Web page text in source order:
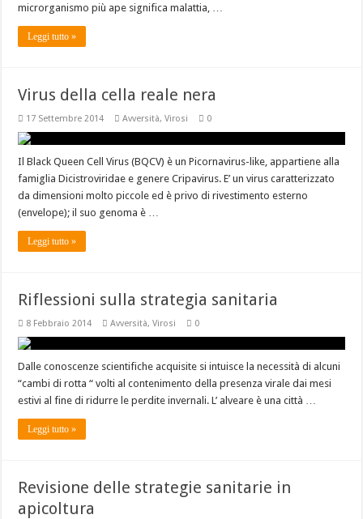
microrganismo più ape significa malattia, …
Leggi tutto »
Virus della cella reale nera
17 Settembre 2014 Avversità,Virosi 0
Il Black Queen Cell Virus (BQCV) è un Picornavirus-like, appartiene alla
famiglia Dicistroviridae e genere Cripavirus. E’ un virus caratterizzato
da dimensioni molto piccole ed è privo di rivestimento esterno
(envelope); il suo genoma è …
Leggi tutto »
Riflessioni sulla strategia sanitaria
8 Febbraio 2014 Avversità,Virosi 0
Dalle conoscenze scientifiche acquisite si intuisce la necessità di alcuni
“cambi di rotta “ volti al contenimento della presenza virale dai mesi
estivi al fine di ridurre le perdite invernali. L’ alveare è una città …
Leggi tutto »
Revisione delle strategie sanitarie in
apicoltura